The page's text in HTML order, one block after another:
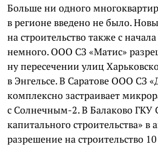
Больше ни одного
в регионе введено не было.
на строительство также с
немного. ООО СЗ «Матис»
ну пересечении улиц
в Энгельсе. В Саратове ООО СЗ
комплексно застраивает
с Солнечным-2. В Балаково ГКУ
капитального строительства»
разрешение на строительство